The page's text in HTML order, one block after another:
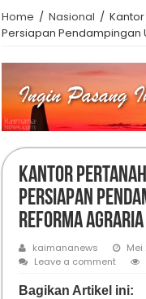
Home / Nasional /
Persiapan Pendampingan
Kantor
Persiapan
Reforma Agraria
kaimananews Mei
Leave a comment
Bagikan Artikel ini: